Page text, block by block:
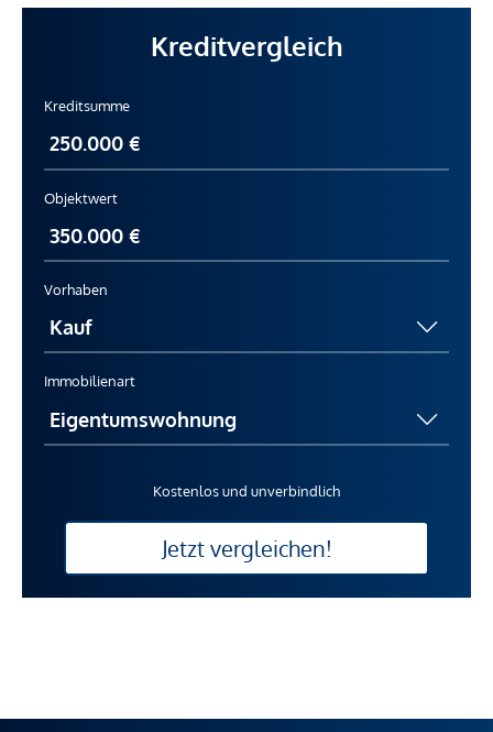
Kreditvergleich
Kreditsumme
Objektwert
Vorhaben
Immobilienart
Kostenlos und unverbindlich
Jetzt vergleichen!